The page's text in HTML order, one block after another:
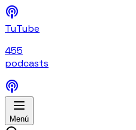
TuTube
455
podcasts
Menú